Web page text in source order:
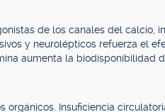
de los canales del calcio,
y neurolépticos refuerza el
aumenta la biodisponibilidad
orgánicos. Insuficiencia